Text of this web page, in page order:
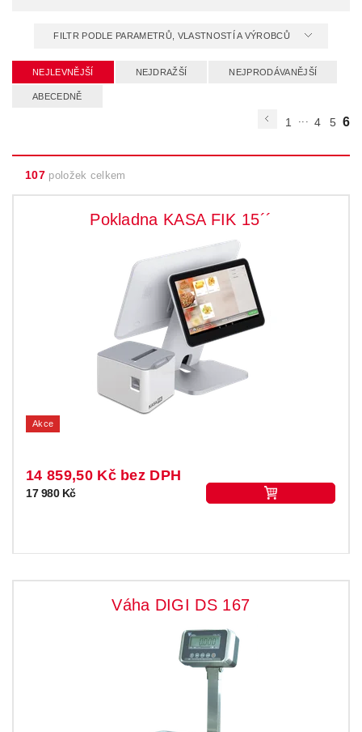
FILTR PODLE PARAMETRŮ, VLASTNOSTÍ A VÝROBCŮ
NEJLEVNĚJŠÍ NEJDRAŽŠÍ NEJPRODÁVANĚJŠÍ
ABECEDNĚ
1 ... 4 5 6
107položek celkem
Pokladna KASA FIK 15´´
Akce
14 859,50 Kč bez DPH
17 980 Kč
Váha DIGI DS 167